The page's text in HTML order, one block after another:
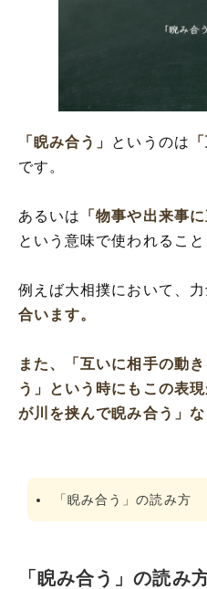
「睨み合う」の類語
「睨み合う」 というのは
です。
あるいは 「物事や出来事
という意味で使われること
例えば大相撲において、
合います。
また、
「互いに相手の動
う」
という時にもこの表
が川を挟んで睨み合う」 な
「睨み合う」の読み方
「睨み合う」の読み